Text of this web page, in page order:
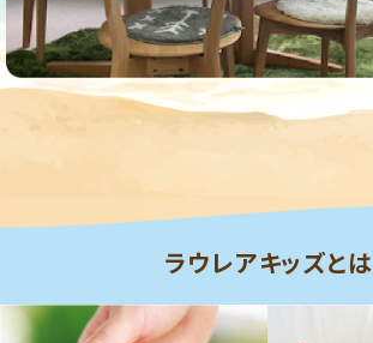
ラウレアキッズとは